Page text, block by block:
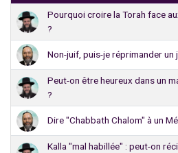
Pourquoi croire la Torah face
?
Non-juif, puis-je réprimander un
Peut-on être heureux dans un
?
Dire "Chabbath Chalom" à un
Kalla "mal habillée" : peut-on